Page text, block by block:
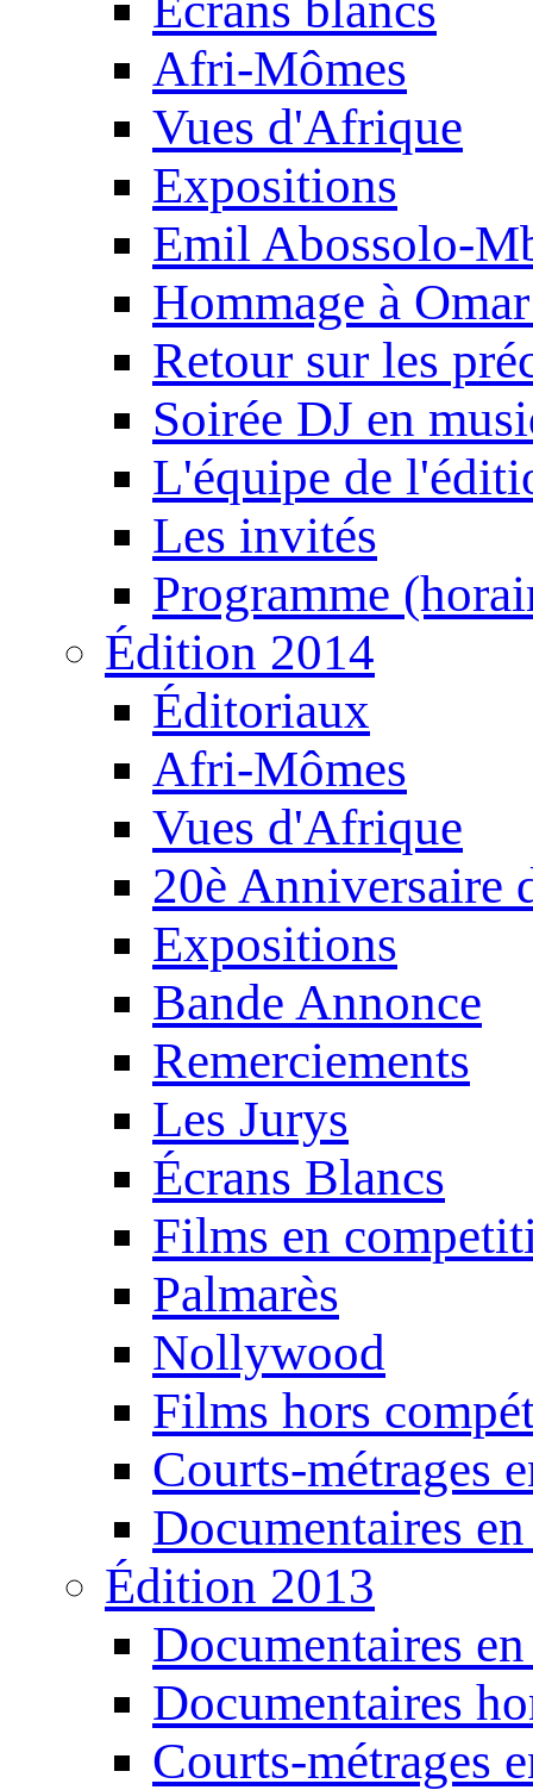
Afri-Mômes
Vues d'Afrique
Expositions
Emil Abossolo-
Hommage à
Retour sur les
Soirée DJ en
L'équipe de
Les invités
Programme
Édition 2014
Éditoriaux
Afri-Mômes
Vues d'Afrique
20è Anniversaire
Expositions
Bande Annonce
Remerciements
Les Jurys
Écrans Blancs
Films en
Palmarès
Nollywood
Films hors
Courts-métrages
Documentaires
Édition 2013
Documentaires
Documentaires
Courts-métrages